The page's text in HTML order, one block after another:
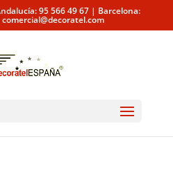
95 566 49 67 | Barcelona:
comercial@decoratel.com